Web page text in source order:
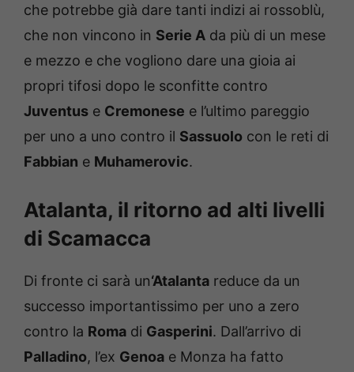
che potrebbe già dare tanti indizi ai rossoblù,
che non vincono in Serie A da più di un mese
e mezzo e che vogliono dare una gioia ai
propri tifosi dopo le sconfitte contro
Juventus e Cremonese e l’ultimo pareggio
per uno a uno contro il Sassuolo con le reti di
Fabbian e Muhamerovic.
Atalanta, il ritorno ad alti livelli
di Scamacca
Di fronte ci sarà un‘Atalanta reduce da un
successo importantissimo per uno a zero
contro la Roma di Gasperini. Dall’arrivo di
Palladino, l’ex Genoa e Monza ha fatto